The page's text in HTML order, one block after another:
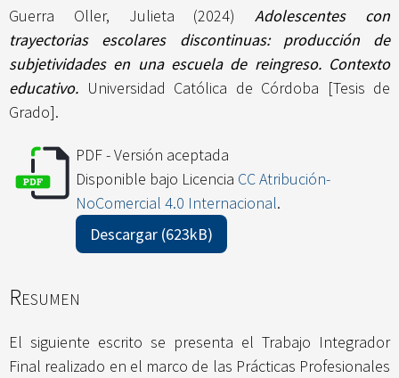
Guerra Oller, Julieta (2024)Adolescentes con
trayectorias escolares discontinuas: producción de
subjetividades en una escuela de reingreso. Contexto
educativo. Universidad Católica de Córdoba [Tesis de
Grado].
PDF - Versión aceptada
Disponible bajo Licencia CC Atribución-
NoComercial 4.0 Internacional.
Descargar (623kB)
Resumen
El siguiente escrito se presenta el Trabajo Integrador
Final realizado en el marco de las Prácticas Profesionales